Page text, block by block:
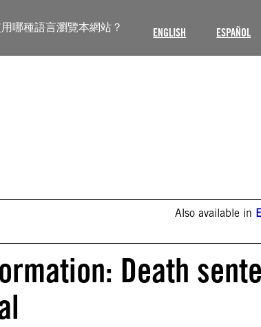
哪種語言瀏覽本網站？ ENGLISH ESPAÑOL
Also available in
Death